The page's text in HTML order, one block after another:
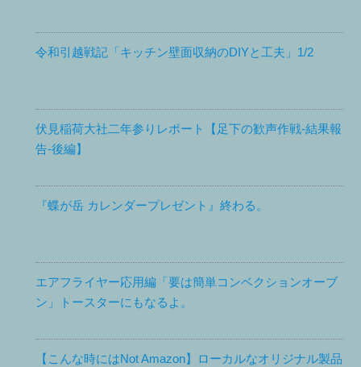
令和引越戦記「キッチン壁面収納のDIYと工夫」1/2
伏見稲荷大社二年参りレポート【足下の歓声作戦-結果報
告-後編】
『蝶が岳 カレンダープレゼント』終わる。
エアフライヤー応用編「要は簡単コンベクションオーブ
ン」トースターにもなるよ。
【こんな時にはNot Amazon】ローカルなオリジナル製品